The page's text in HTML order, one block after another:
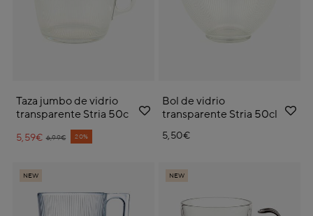
Taza jumbo de vidrio
transparente Stria 50c
Price reduced from
6,99€
to 20%
5,59€
Bol de vidrio
transparente Stria 50cl
5,50€
NEW NEW